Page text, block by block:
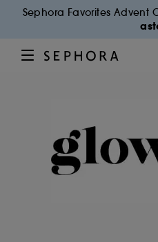
Sephora Favorites Advent